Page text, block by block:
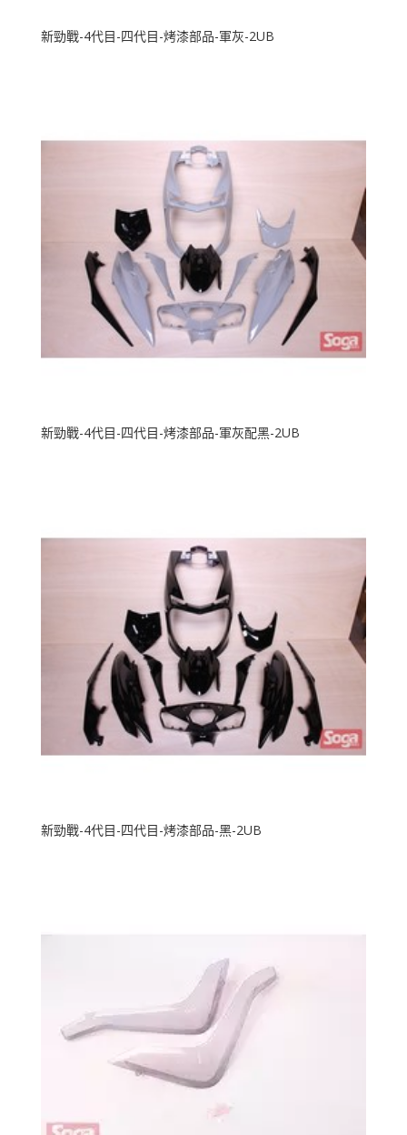
新勁戰-4代目-四代目-烤漆部品-軍灰-2UB
新勁戰-4代目-四代目-烤漆部品-軍灰配黑-2UB
新勁戰-4代目-四代目-烤漆部品-黑-2UB